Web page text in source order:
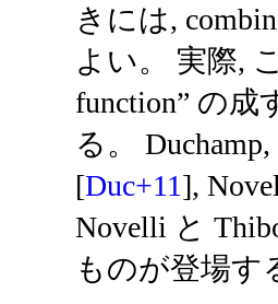
きには,
よい。 実際,
function” の成
る。
[Duc+11],
Novelli と
ものが登場す